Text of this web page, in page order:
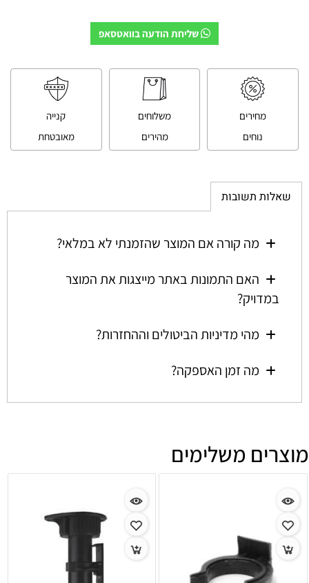
שליחת הודעה בוואטסאפ
מחירים
נוחים
משלוחים
מהירים
קנייה
מאובטחת
שאלות תשובות
מה קורה אם המוצר שהזמנתי לא במלאי?
האם התמונות באתר מייצגות את המוצר
במדויק?
מהי מדיניות הביטולים וההחזרות?
מה זמן האספקה?
מוצרים משלימים